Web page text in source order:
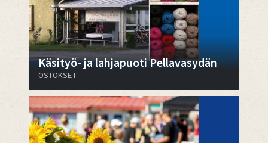
Käsityö- ja lahjapuoti Pellavasydän
OSTOKSET